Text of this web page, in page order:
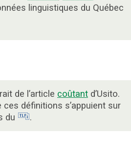
linguistiques du Québec
de l’article coûtant d’Usito.
ces définitions s’appuient sur
du
.